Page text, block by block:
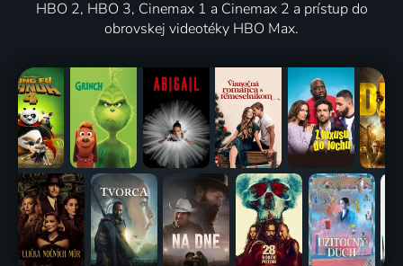
HBO 2, HBO 3, Cinemax 1 a Cinemax 2 a prístup do
obrovskej videotéky HBO Max.